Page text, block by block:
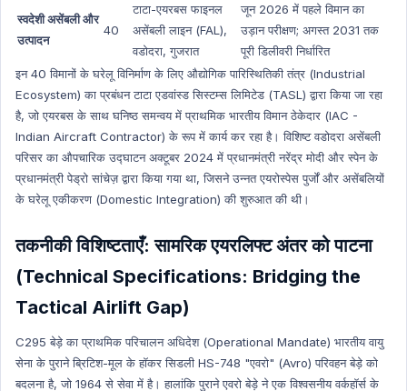
New Appointment Hindi
Indian History
Indian History Hindi
Prize
Geography
Geography Hindi
Agriculture
Agriculture Hindi
Economics Hindi
Health
स्वदेशी असेंबली और
उत्पादन
40
टाटा-एयरबस फाइनल
असेंबली लाइन (FAL),
वडोदरा, गुजरात
जून 2026 में पहले विमान का
उड़ान परीक्षण; अगस्त 2031 तक
पूरी डिलीवरी निर्धारित
इन 40 विमानों के घरेलू विनिर्माण के लिए औद्योगिक पारिस्थितिकी तंत्र (Industrial
Ecosystem) का प्रबंधन टाटा एडवांस्ड सिस्टम्स लिमिटेड (TASL) द्वारा किया जा रहा
है, जो एयरबस के साथ घनिष्ठ समन्वय में प्राथमिक भारतीय विमान ठेकेदार (IAC -
Indian Aircraft Contractor) के रूप में कार्य कर रहा है। विशिष्ट वडोदरा असेंबली
परिसर का औपचारिक उद्घाटन अक्टूबर 2024 में प्रधानमंत्री नरेंद्र मोदी और स्पेन के
प्रधानमंत्री पेड्रो सांचेज़ द्वारा किया गया था, जिसने उन्नत एयरोस्पेस पुर्जों और असेंबलियों
के घरेलू एकीकरण (Domestic Integration) की शुरुआत की थी।
तकनीकी विशिष्टताएँ: सामरिक एयरलिफ्ट अंतर को पाटना
(Technical Specifications: Bridging the
Tactical Airlift Gap)
C295 बेड़े का प्राथमिक परिचालन अधिदेश (Operational Mandate) भारतीय वायु
सेना के पुराने ब्रिटिश-मूल के हॉकर सिडली HS-748 "एवरो" (Avro) परिवहन बेड़े को
बदलना है, जो 1964 से सेवा में है। हालांकि पुराने एवरो बेड़े ने एक विश्वसनीय वर्कहॉर्स के